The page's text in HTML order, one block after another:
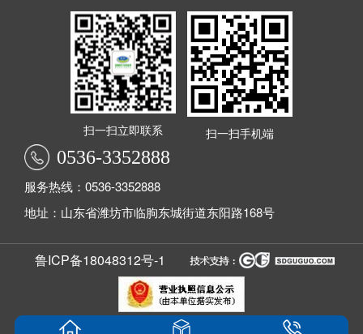
扫一扫立即联系 扫一扫手机端
0536-3352888
服务热线：0536-3352888
地址：山东省潍坊市临朐东城街道东阳路168号
鲁ICP备18048312号-1